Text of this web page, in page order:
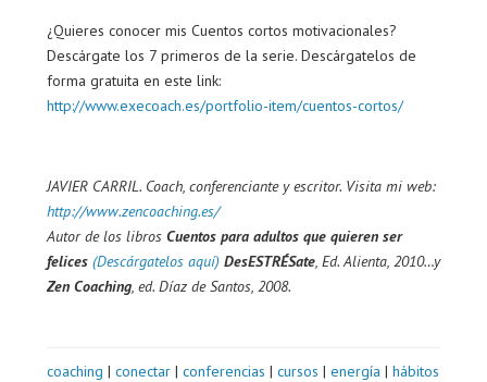
¿Quieres conocer mis Cuentos cortos motivacionales?
Descárgate los 7 primeros de la serie. Descárgatelos de
forma gratuita en este link:
http://www.execoach.es/portfolio-item/cuentos-cortos/
JAVIER CARRIL. Coach, conferenciante y escritor. Visita mi web:
http://www.zencoaching.es/
Autor de los libros Cuentos para adultos que quieren ser
felices (Descárgatelos aquí) DesESTRÉSate, Ed. Alienta, 2010…y
Zen Coaching, ed. Díaz de Santos, 2008.
coaching | conectar| conferencias | cursos | energía | hábitos